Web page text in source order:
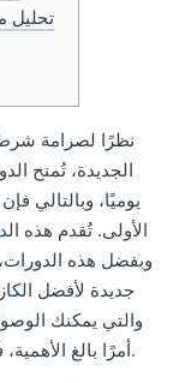
تحليل
نظرًا لصرامة شرط
يوميًا، وبالتالي
الأولى. تُقدم هذه
والتي يمكنك
أمرًا بالغ الأهمية، فإن اللعبة المختارة والشروط العامة مهمة أيضًا.